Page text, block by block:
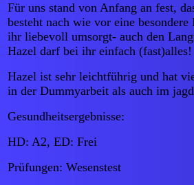
Für uns stand von Anfang an fest,
besteht nach wie vor eine
ihr liebevoll umsorgt- auch den
Hazel darf bei ihr einfach (fast)alles!
Hazel ist sehr leichtführig und hat
in der Dummyarbeit als auch im
Gesundheitsergebnisse:
HD: A2, ED: Frei
Prüfungen: Wesenstest